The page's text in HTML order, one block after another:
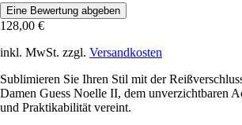
Eine Bewertung abgeben
128,00 €
inkl. MwSt. zzgl. Versandkosten
Sublimieren Sie Ihren Stil mit der
Damen Guess Noelle II, dem unverzichtbaren
und Praktikabilität vereint.